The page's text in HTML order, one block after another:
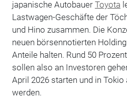
japanische Autobauer Toyota
Lastwagen-Geschäfte der
und Hino zusammen. Die
neuen börsennotierten
Anteile halten. Rund 50
sollen also an Investoren
April 2026 starten und in Tokio
werden.